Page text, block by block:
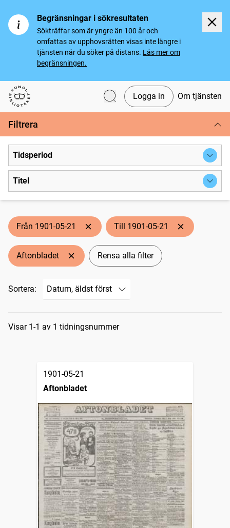
Begränsningar i sökresultaten
Sökträffar som är yngre än 100 år och
omfattas av upphovsrätten visas inte längre i
tjänsten när du söker på distans. Läs mer om
begränsningen.
Svenska tidningar
Logga in Om tjänsten
Filtrera
Tidsperiod
Titel
Från 1901-05-21 Till 1901-05-21
Aftonbladet Rensa alla filter
Sortera:
Sökresultat
Visar 1-1 av 1 tidningsnummer
1901-05-21
Aftonbladet